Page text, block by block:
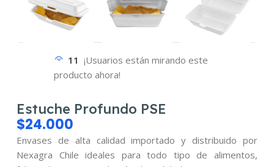
11 ¡Usuarios están mirando este
producto ahora!
Estuche Profundo PSE
$24.000
Envases de alta calidad importado y distribuido por
Nexagra Chile ideales para todo tipo de alimentos,